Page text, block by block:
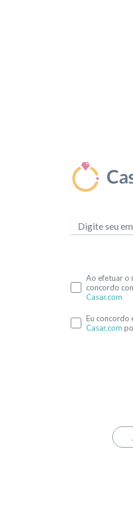
Digite seu
Ao efetuar o
concordo
Casar.com
Eu concordo
Casar.com